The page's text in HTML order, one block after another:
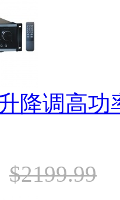
降调高
$2199.99